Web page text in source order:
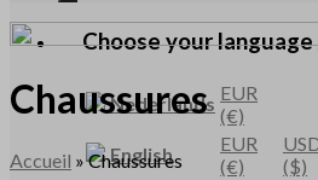
Choose your
Nederlands EUR
(€)
English
EUR
(€)
($)
Chaussures
Accueil »Chaussures